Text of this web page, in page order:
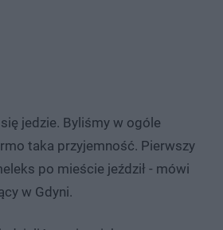
jedzie. Byliśmy w ogóle
taka przyjemność. Pierwszy
po mieście jeździł - mówi
w Gdyni.